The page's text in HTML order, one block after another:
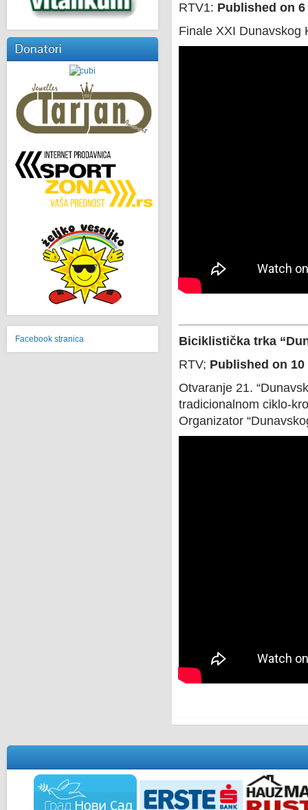
Donatori
Facebook stranica
RTV1: Published on 6
Finale XXI Dunavskog
Biciklistička trka
RTV; Published on 10
Otvaranje 21.
tradicionalnom ciklo-
Organizator